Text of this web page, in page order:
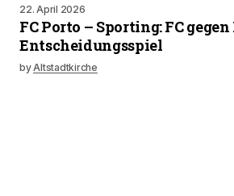
22. April 2026
FC Porto – Sporting: FC
Entscheidungsspiel
byAltstadtkirche